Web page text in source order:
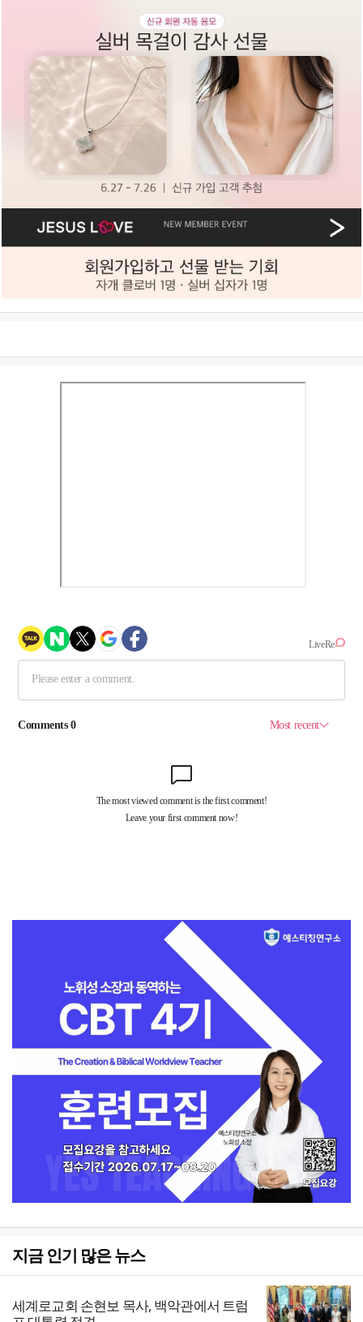
지금 인기 많은 뉴스
세계로교회 손현보 목사, 백악관에서 트럼